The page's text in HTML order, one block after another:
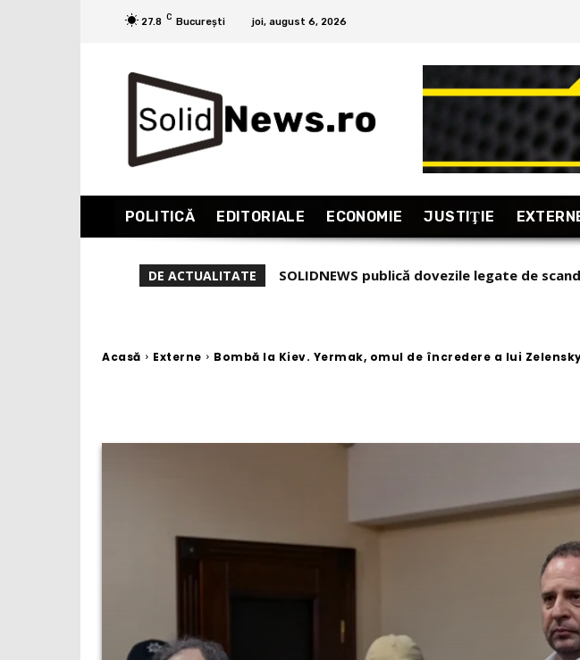
27.8 C București joi, august 6, 2026
POLITICĂ EDITORIALE ECONOMIE JUSTIŢIE
DE ACTUALITATE
Cătălin Avramescu săltat de mascați
Acasă Externe Bombă la Kiev. Yermak, omul de încredere a lui